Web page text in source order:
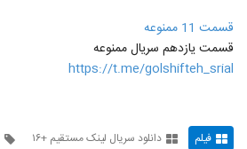
قسمت 11 ممنوعه
قسمت یازدهم سریال ممنوعه
https://t.me/golshifteh_srial
فیلم دانلود سریال لینک مستقیم +۱۶